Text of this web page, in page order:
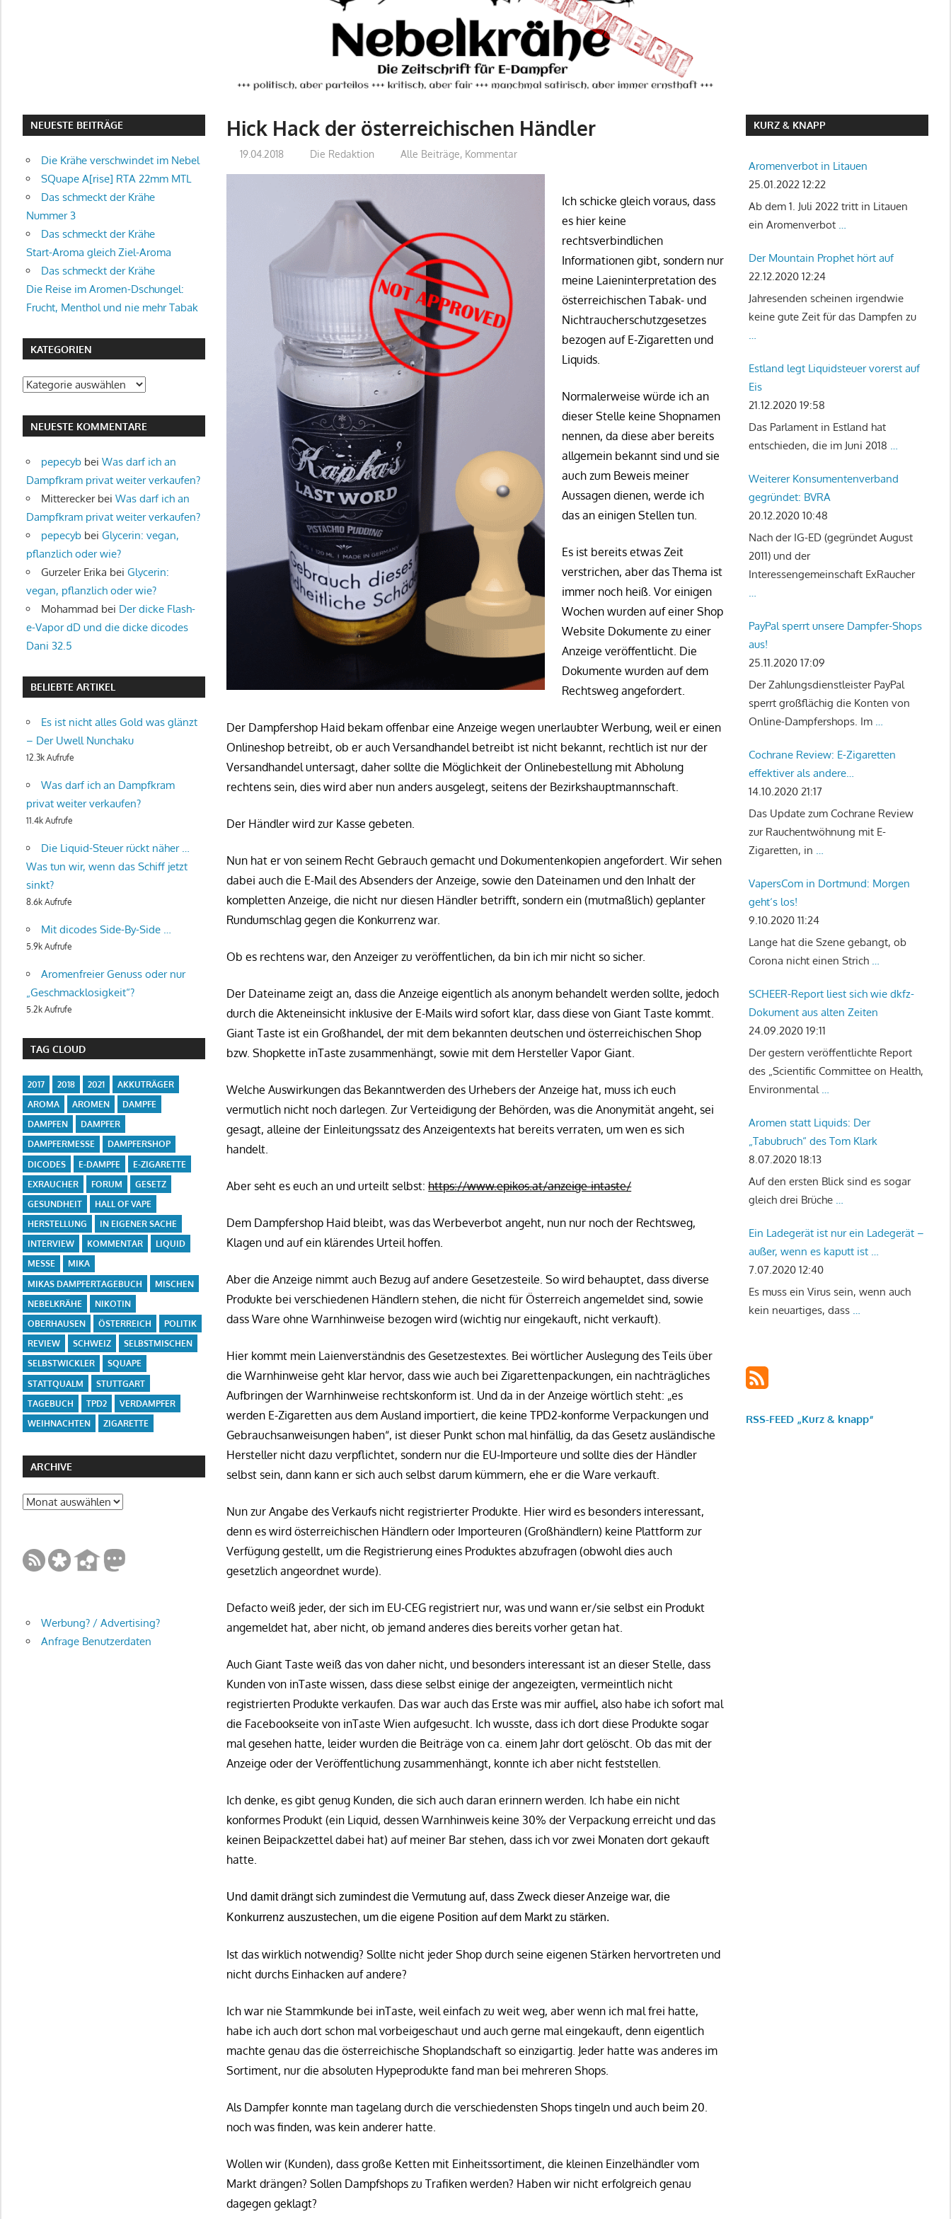
Hick Hack der österreichischen Händler
19.04.2018 Die Redaktion Alle Beiträge, Kommentar
Ich schicke gleich voraus, dass
es hier keine
rechtsverbindlichen
Informationen gibt, sondern nur
meine Laieninterpretation des
österreichischen Tabak- und
Nichtraucherschutzgesetzes
bezogen auf E-Zigaretten und
Liquids.
Normalerweise würde ich an
dieser Stelle keine Shopnamen
nennen, da diese aber bereits
allgemein bekannt sind und sie
auch zum Beweis meiner
Aussagen dienen, werde ich
das an einigen Stellen tun.
Es ist bereits etwas Zeit
verstrichen, aber das Thema ist
immer noch heiß. Vor einigen
Wochen wurden auf einer Shop
Website Dokumente zu einer
Anzeige veröffentlicht. Die
Dokumente wurden auf dem
Rechtsweg angefordert.
Der Dampfershop Haid bekam offenbar eine Anzeige wegen unerlaubter Werbung, weil er einen
Onlineshop betreibt, ob er auch Versandhandel betreibt ist nicht bekannt, rechtlich ist nur der
Versandhandel untersagt, daher sollte die Möglichkeit der Onlinebestellung mit Abholung
rechtens sein, dies wird aber nun anders ausgelegt, seitens der Bezirkshauptmannschaft.
Der Händler wird zur Kasse gebeten.
Nun hat er von seinem Recht Gebrauch gemacht und Dokumentenkopien angefordert. Wir sehen
dabei auch die E-Mail des Absenders der Anzeige, sowie den Dateinamen und den Inhalt der
kompletten Anzeige, die nicht nur diesen Händler betrifft, sondern ein (mutmaßlich) geplanter
Rundumschlag gegen die Konkurrenz war.
Ob es rechtens war, den Anzeiger zu veröffentlichen, da bin ich mir nicht so sicher.
Der Dateiname zeigt an, dass die Anzeige eigentlich als anonym behandelt werden sollte, jedoch
durch die Akteneinsicht inklusive der E-Mails wird sofort klar, dass diese von Giant Taste kommt.
Giant Taste ist ein Großhandel, der mit dem bekannten deutschen und österreichischen Shop
bzw. Shopkette inTaste zusammenhängt, sowie mit dem Hersteller Vapor Giant.
Welche Auswirkungen das Bekanntwerden des Urhebers der Anzeige hat, muss ich euch
vermutlich nicht noch darlegen. Zur Verteidigung der Behörden, was die Anonymität angeht, sei
gesagt, alleine der Einleitungssatz des Anzeigentexts hat bereits verraten, um wen es sich
handelt.
Aber seht es euch an und urteilt selbst:https://www.epikos.at/anzeige-intaste/
Dem Dampfershop Haid bleibt, was das Werbeverbot angeht, nun nur noch der Rechtsweg,
Klagen und auf ein klärendes Urteil hoffen.
Aber die Anzeige nimmt auch Bezug auf andere Gesetzesteile. So wird behauptet, dass diverse
Produkte bei verschiedenen Händlern stehen, die nicht für Österreich angemeldet sind, sowie
dass Ware ohne Warnhinweise bezogen wird (wichtig nur eingekauft, nicht verkauft).
Hier kommt mein Laienverständnis des Gesetzestextes. Bei wörtlicher Auslegung des Teils über
die Warnhinweise geht klar hervor, dass wie auch bei Zigarettenpackungen, ein nachträgliches
Aufbringen der Warnhinweise rechtskonform ist. Und da in der Anzeige wörtlich steht: „es
werden E-Zigaretten aus dem Ausland importiert, die keine TPD2-konforme Verpackungen und
Gebrauchsanweisungen haben“, ist dieser Punkt schon mal hinfällig, da das Gesetz ausländische
Hersteller nicht dazu verpflichtet, sondern nur die EU-Importeure und sollte dies der Händler
selbst sein, dann kann er sich auch selbst darum kümmern, ehe er die Ware verkauft.
Nun zur Angabe des Verkaufs nicht registrierter Produkte. Hier wird es besonders interessant,
denn es wird österreichischen Händlern oder Importeuren (Großhändlern) keine Plattform zur
Verfügung gestellt, um die Registrierung eines Produktes abzufragen (obwohl dies auch
gesetzlich angeordnet wurde).
Defacto weiß jeder, der sich im EU-CEG registriert nur, was und wann er/sie selbst ein Produkt
angemeldet hat, aber nicht, ob jemand anderes dies bereits vorher getan hat.
Auch Giant Taste weiß das von daher nicht, und besonders interessant ist an dieser Stelle, dass
Kunden von inTaste wissen, dass diese selbst einige der angezeigten, vermeintlich nicht
registrierten Produkte verkaufen. Das war auch das Erste was mir auffiel, also habe ich sofort mal
die Facebookseite von inTaste Wien aufgesucht. Ich wusste, dass ich dort diese Produkte sogar
mal gesehen hatte, leider wurden die Beiträge von ca. einem Jahr dort gelöscht. Ob das mit der
Anzeige oder der Veröffentlichung zusammenhängt, konnte ich aber nicht feststellen.
Ich denke, es gibt genug Kunden, die sich auch daran erinnern werden. Ich habe ein nicht
konformes Produkt (ein Liquid, dessen Warnhinweis keine 30% der Verpackung erreicht und das
keinen Beipackzettel dabei hat) auf meiner Bar stehen, dass ich vor zwei Monaten dort gekauft
hatte.
Und damit drängt sich zumindest die Vermutung auf, dass Zweck dieser Anzeige war, die
Konkurrenz auszustechen, um die eigene Position auf dem Markt zu stärken.
Ist das wirklich notwendig? Sollte nicht jeder Shop durch seine eigenen Stärken hervortreten und
nicht durchs Einhacken auf andere?
Ich war nie Stammkunde bei inTaste, weil einfach zu weit weg, aber wenn ich mal frei hatte,
habe ich auch dort schon mal vorbeigeschaut und auch gerne mal eingekauft, denn eigentlich
machte genau das die österreichische Shoplandschaft so einzigartig. Jeder hatte was anderes im
Sortiment, nur die absoluten Hypeprodukte fand man bei mehreren Shops.
Als Dampfer konnte man tagelang durch die verschiedensten Shops tingeln und auch beim 20.
noch was finden, was kein anderer hatte.
Wollen wir (Kunden), dass große Ketten mit Einheitssortiment, die kleinen Einzelhändler vom
Markt drängen? Sollen Dampfshops zu Trafiken werden? Haben wir nicht erfolgreich genau
dagegen geklagt?
NEUESTE BEITRÄGE
Die Krähe verschwindet im Nebel
SQuape A[rise] RTA 22mm MTL
Das schmeckt der Krähe
Nummer 3
Das schmeckt der Krähe
Start-Aroma gleich Ziel-Aroma
Das schmeckt der Krähe
Die Reise im Aromen-Dschungel:
Frucht, Menthol und nie mehr Tabak
KATEGORIEN
Kategorien
NEUESTE KOMMENTARE
pepecybbei Was darf ich an
Dampfkram privat weiter verkaufen?
Mittereckerbei Was darf ich an
Dampfkram privat weiter verkaufen?
pepecybbei Glycerin: vegan,
pflanzlich oder wie?
Gurzeler Erika bei Glycerin:
vegan, pflanzlich oder wie?
Mohammad bei Der dicke Flash-
e-Vapor dD und die dicke dicodes
Dani 32.5
BELIEBTE ARTIKEL
Es ist nicht alles Gold was glänzt
– Der Uwell Nunchaku
12.3k Aufrufe
Was darf ich an Dampfkram
privat weiter verkaufen?
11.4k Aufrufe
Die Liquid-Steuer rückt näher …
Was tun wir, wenn das Schiff jetzt
sinkt?
8.6k Aufrufe
Mit dicodes Side-By-Side …
5.9k Aufrufe
Aromenfreier Genuss oder nur
„Geschmacklosigkeit“?
5.2k Aufrufe
TAG CLOUD
2017 2018 2021
AKKUTRÄGER
AROMA
AROMEN
DAMPFE
DAMPFEN
DAMPFER
DAMPFERMESSE
DAMPFERSHOP
DICODES
E-DAMPFE
E-ZIGARETTE
EXRAUCHER
FORUM
GESETZ
GESUNDHEIT
HALL OF VAPE
HERSTELLUNG
IN EIGENER SACHE
INTERVIEW
KOMMENTAR
LIQUID
MESSE
MIKA
MIKAS DAMPFERTAGEBUCH
MISCHEN
NEBELKRÄHE
NIKOTIN
OBERHAUSEN
ÖSTERREICH
POLITIK
REVIEW
SCHWEIZ
SELBSTMISCHEN
SELBSTWICKLER
SQUAPE
STATTQUALM
STUTTGART
TAGEBUCH
TPD2
VERDAMPFER
WEIHNACHTEN
ZIGARETTE
ARCHIVE
Archive
Werbung? / Advertising?
Anfrage Benutzerdaten
KURZ & KNAPP
Aromenverbot in Litauen
25.01.2022 12:22
Ab dem 1. Juli 2022 tritt in Litauen
ein Aromenverbot …
Der Mountain Prophet hört auf
22.12.2020 12:24
Jahresenden scheinen irgendwie
keine gute Zeit für das Dampfen zu
…
Estland legt Liquidsteuer vorerst auf
Eis
21.12.2020 19:58
Das Parlament in Estland hat
entschieden, die im Juni 2018 …
Weiterer Konsumentenverband
gegründet: BVRA
20.12.2020 10:48
Nach der IG-ED (gegründet August
2011) und der
Interessengemeinschaft ExRaucher
…
PayPal sperrt unsere Dampfer-Shops
aus!
25.11.2020 17:09
Der Zahlungsdienstleister PayPal
sperrt großflächig die Konten von
Online-Dampfershops. Im …
Cochrane Review: E-Zigaretten
effektiver als andere
Rauchentwöhnungstherapien
14.10.2020 21:17
Das Update zum Cochrane Review
zur Rauchentwöhnung mit E-
Zigaretten, in …
VapersCom in Dortmund: Morgen
geht‘s los!
9.10.2020 11:24
Lange hat die Szene gebangt, ob
Corona nicht einen Strich …
SCHEER-Report liest sich wie dkfz-
Dokument aus alten Zeiten
24.09.2020 19:11
Der gestern veröffentlichte Report
des „Scientific Committee on Health,
Environmental …
Aromen statt Liquids: Der
„Tabubruch“ des Tom Klark
8.07.2020 18:13
Auf den ersten Blick sind es sogar
gleich drei Brüche …
Ein Ladegerät ist nur ein Ladegerät –
außer, wenn es kaputt ist …
7.07.2020 12:40
Es muss ein Virus sein, wenn auch
kein neuartiges, dass …
RSS-FEED „Kurz & knapp“